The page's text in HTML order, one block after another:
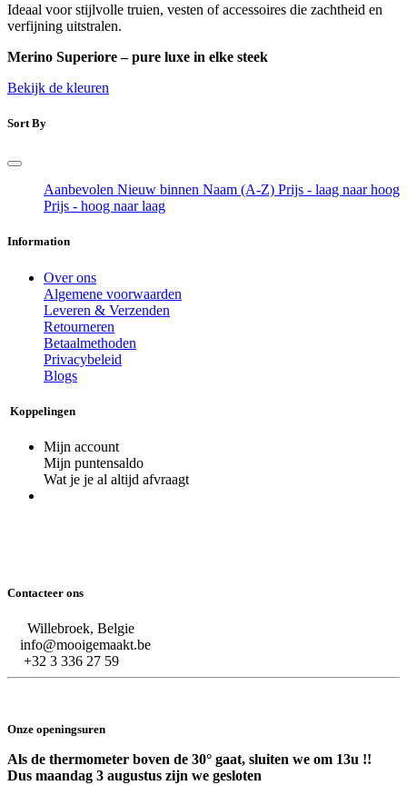
Ideaal voor stijlvolle truien, vesten of accessoires die zachtheid en
verfijning uitstralen.
Merino Superiore – pure luxe in elke steek
Bekijk de kleuren
Sort By
Aanbevolen Nieuw binnen Naam (A-Z) Prijs - laag naar hoog
Prijs - hoog naar laag
Information
Over ons
Algemene voorwaarden
Leveren & Verzenden
Retourneren
Betaalmethoden
Privacybeleid
Blogs
Koppelingen
Mijn account
Mijn puntensaldo
Wat je je al altijd afvraagt
Contacteer ons
Willebroek, Belgie
info@mooigemaakt.be
+32 3 336 27 59
Onze openingsuren
Als de thermometer boven de 30° gaat, sluiten we om 13u !!
Dus maandag 3 augustus zijn we gesloten